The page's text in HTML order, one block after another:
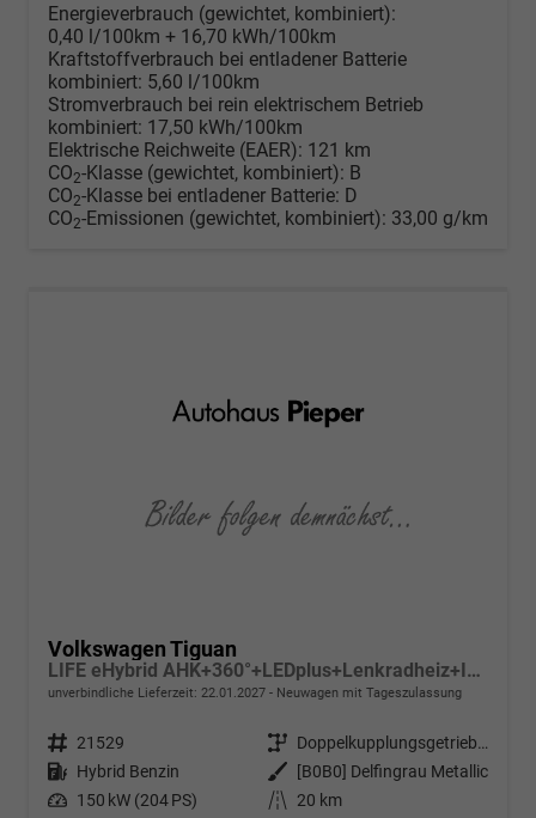
Energieverbrauch (gewichtet, kombiniert):
0,40 l/100km + 16,70 kWh/100km
Kraftstoffverbrauch bei entladener Batterie
kombiniert: 5,60 l/100km
Stromverbrauch bei rein elektrischem Betrieb
kombiniert: 17,50 kWh/100km
Elektrische Reichweite (EAER): 121 km
CO2-Klasse (gewichtet, kombiniert): B
CO2-Klasse bei entladener Batterie: D
CO2-Emissionen (gewichtet, kombiniert): 33,00 g/km
Volkswagen Tiguan
LIFE eHybrid AHK+360°+LEDplus+Lenkradheiz+IQ.Drive+ACC+AppConnect+eHeck
unverbindliche Lieferzeit: 22.01.2027 Neuwagen mit Tageszulassung
Fahrzeugnr. 21529 Getriebe
Doppelkupplungsgetriebe (DSG)
Kraftstoff Hybrid Benzin Außenfarbe
[B0B0] Delfingrau Metallic
Leistung 150 kW (204 PS) Kilometerstand
20 km